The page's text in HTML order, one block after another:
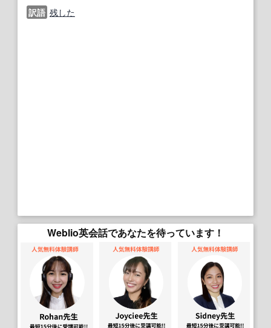
訳語 残した
Weblio英会話であなたを待っています！